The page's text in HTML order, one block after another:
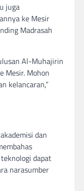
juga
ke Mesir
Madrasah
Al-Muhajirin
Mesir. Mohon
kelancaran,”
dan
dapat
narasumber